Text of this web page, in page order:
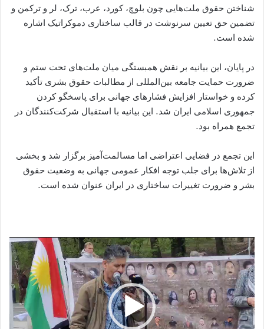
شناختن حقوق ملت‌هایی چون بلوچ، کورد، عرب، ترک، لر و ترکمن و
تضمین حق تعیین سرنوشت در قالب ساختاری دموکراتیک اشاره
شده است.
در پایان، این بیانیه بر نقش همبستگی میان ملت‌های تحت ستم و
ضرورت حمایت جامعه بین‌المللی از مطالبات حقوق بشری تأکید
کرده و خواستار افزایش فشارهای جهانی برای پاسخگو کردن
جمهوری اسلامی ایران شد. این بیانیه با استقبال شرکت‌کنندگان در
تجمع همراه بود.
این تجمع در فضایی اعتراضی اما مسالمت‌آمیز برگزار شد و بخشی
از تلاش‌ها برای جلب توجه افکار عمومی جهانی به وضعیت حقوق
بشر و ضرورت تغییرات ساختاری در ایران عنوان شده است.
نمایشگر
ویدیو